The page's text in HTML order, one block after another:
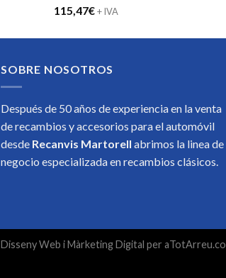
115,47€+ IVA
SOBRE NOSOTROS
Después de 50 años de experiencia en la venta
de recambios y accesorios para el automóvil
desde Recanvis Martorell abrimos la linea de
negocio especializada en recambios clásicos.
Disseny Web iMàrketing Digital per